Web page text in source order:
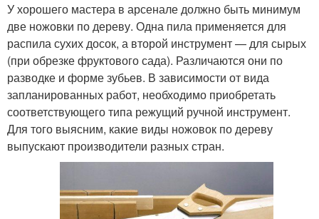
У хорошего мастера в арсенале должно быть минимум
две ножовки по дереву. Одна пила применяется для
распила сухих досок, а второй инструмент — для сырых
(при обрезке фруктового сада). Различаются они по
разводке и форме зубьев. В зависимости от вида
запланированных работ, необходимо приобретать
соответствующего типа режущий ручной инструмент.
Для того выясним, какие виды ножовок по дереву
выпускают производители разных стран.